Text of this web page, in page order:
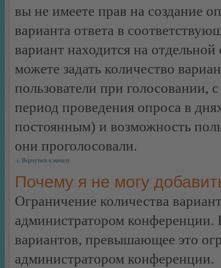
вы не имеете прав на создание
варианта ответа в
вариант находится на
можете задать количество
пользователи при
период проведения опроса в
постоянным) и возможность
они проголосовали.
Вернуться к началу
Почему я не могу
Ограничение количества
администратором конференции.
вариантов, превышающее это
администратором конференции.